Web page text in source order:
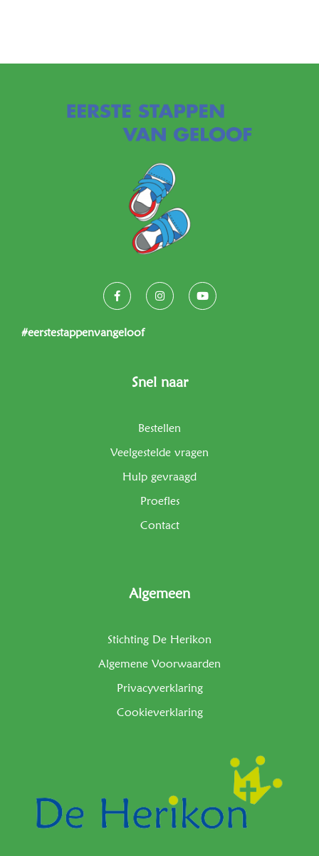
#eerstestappenvangeloof
Snel naar
Bestellen
Veelgestelde vragen
Hulp gevraagd
Proefles
Contact
Algemeen
Stichting De Herikon
Algemene Voorwaarden
Privacyverklaring
Cookieverklaring